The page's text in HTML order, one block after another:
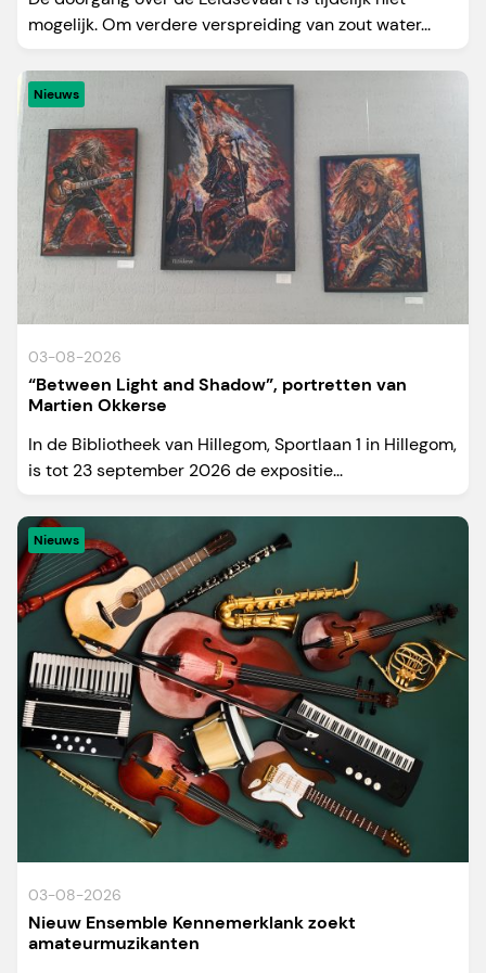
mogelijk. Om verdere verspreiding van zout water...
Nieuws
03-08-2026
“Between Light and Shadow”, portretten van
Martien Okkerse
In de Bibliotheek van Hillegom, Sportlaan 1 in Hillegom,
is tot 23 september 2026 de expositie...
Nieuws
03-08-2026
Nieuw Ensemble Kennemerklank zoekt
amateurmuzikanten